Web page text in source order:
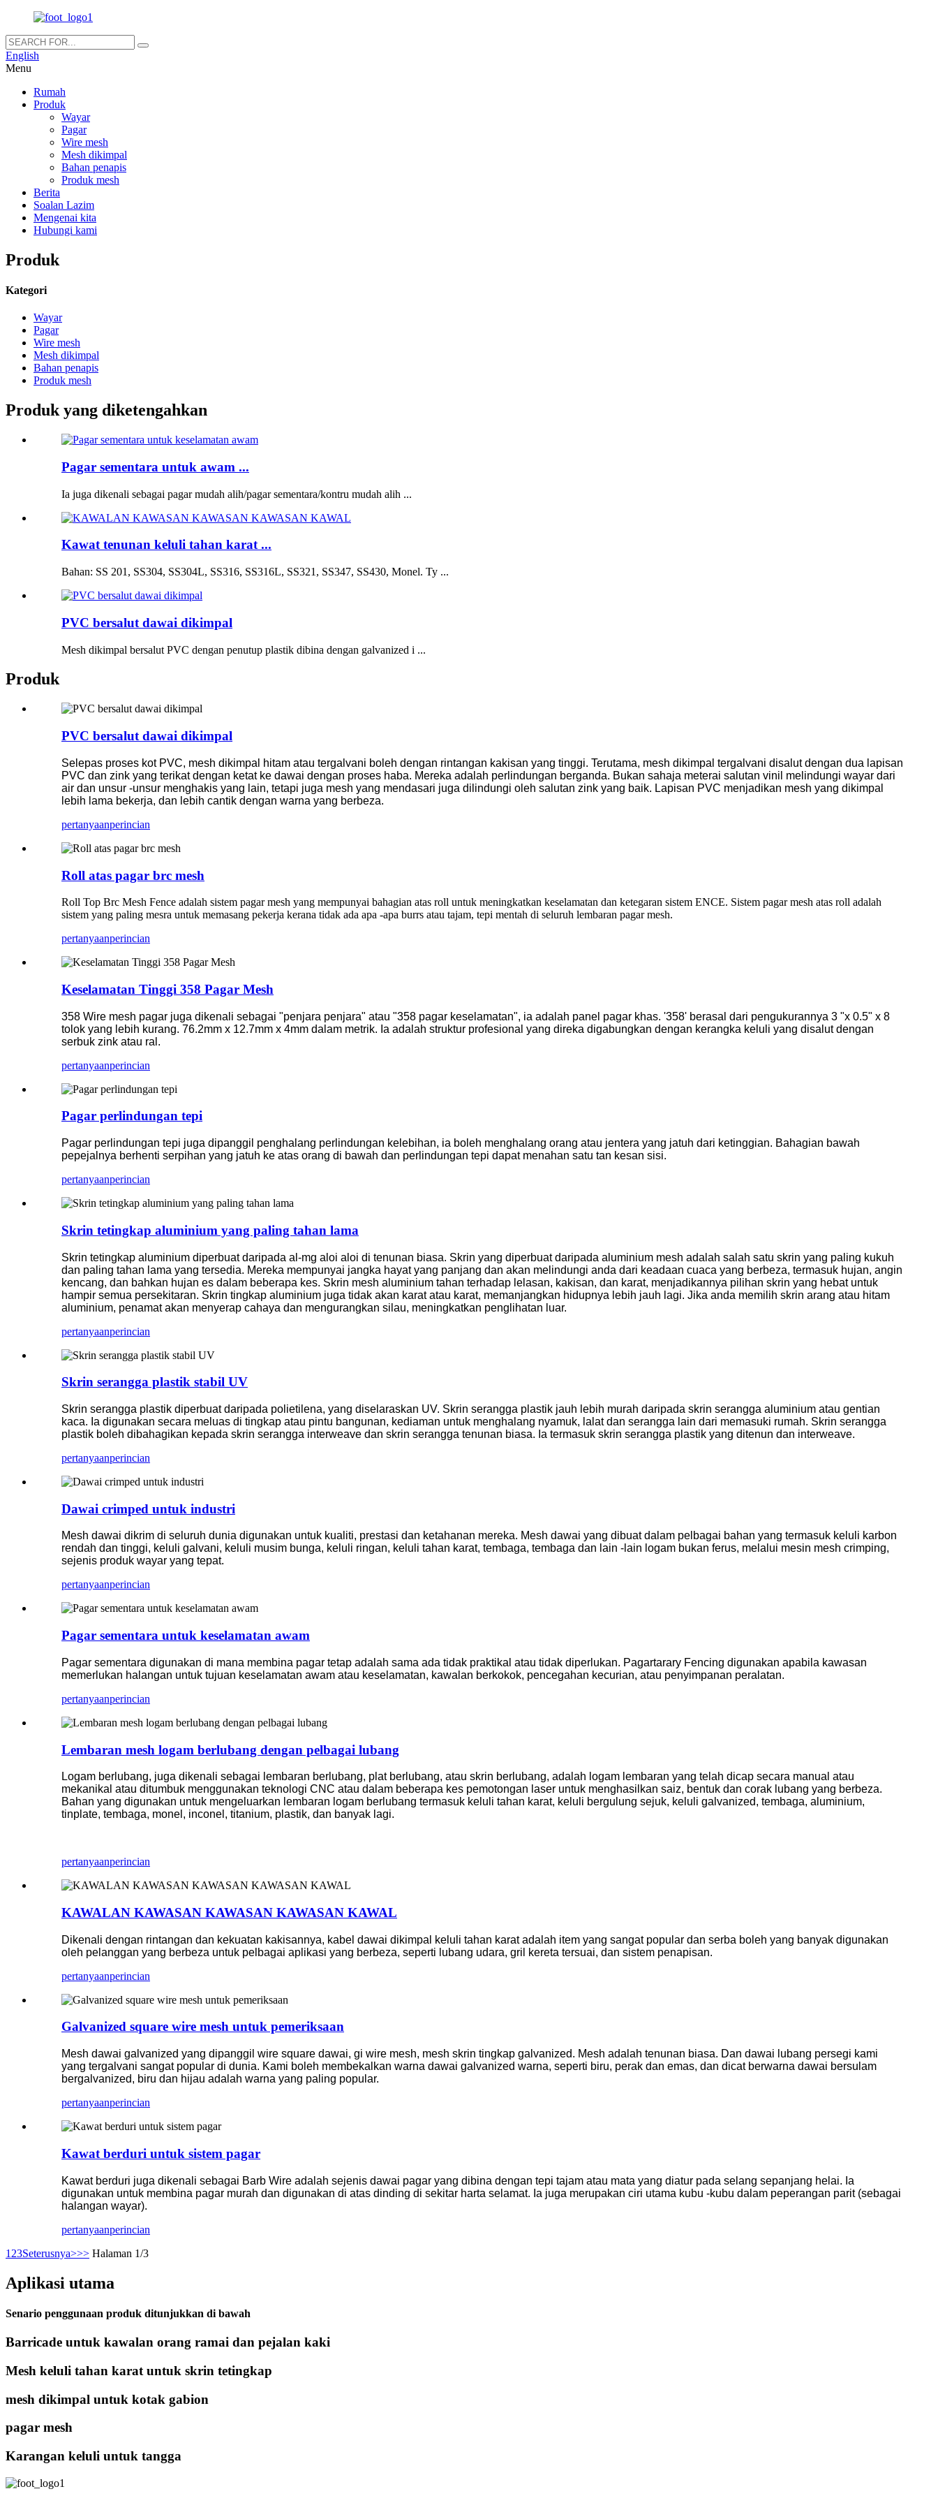
English
Menu
Rumah
Produk
Wayar
Pagar
Wire mesh
Mesh dikimpal
Bahan penapis
Produk mesh
Berita
Soalan Lazim
Mengenai kita
Hubungi kami
Produk
Kategori
Wayar
Pagar
Wire mesh
Mesh dikimpal
Bahan penapis
Produk mesh
Produk yang diketengahkan
Pagar sementara untuk awam ...
Ia juga dikenali sebagai pagar mudah alih/pagar sementara/kontru mudah alih ...
Kawat tenunan keluli tahan karat ...
Bahan: SS 201, SS304, SS304L, SS316, SS316L, SS321, SS347, SS430, Monel. Ty ...
PVC bersalut dawai dikimpal
Mesh dikimpal bersalut PVC dengan penutup plastik dibina dengan galvanized i ...
Produk
PVC bersalut dawai dikimpal
Selepas proses kot PVC, mesh dikimpal hitam atau tergalvani boleh dengan rintangan kakisan yang tinggi. Terutama, mesh dikimpal tergalvani disalut dengan dua lapisan
PVC dan zink yang terikat dengan ketat ke dawai dengan proses haba. Mereka adalah perlindungan berganda. Bukan sahaja meterai salutan vinil melindungi wayar dari
air dan unsur -unsur menghakis yang lain, tetapi juga mesh yang mendasari juga dilindungi oleh salutan zink yang baik. Lapisan PVC menjadikan mesh yang dikimpal
lebih lama bekerja, dan lebih cantik dengan warna yang berbeza.
pertanyaanperincian
Roll atas pagar brc mesh
Roll Top Brc Mesh Fence adalah sistem pagar mesh yang mempunyai bahagian atas roll untuk meningkatkan keselamatan dan ketegaran sistem ENCE. Sistem pagar mesh atas roll adalah
sistem yang paling mesra untuk memasang pekerja kerana tidak ada apa -apa burrs atau tajam, tepi mentah di seluruh lembaran pagar mesh.
pertanyaanperincian
Keselamatan Tinggi 358 Pagar Mesh
358 Wire mesh pagar juga dikenali sebagai "penjara penjara" atau "358 pagar keselamatan", ia adalah panel pagar khas. '358' berasal dari pengukurannya 3 "x 0.5" x 8
tolok yang lebih kurang. 76.2mm x 12.7mm x 4mm dalam metrik. Ia adalah struktur profesional yang direka digabungkan dengan kerangka keluli yang disalut dengan
serbuk zink atau ral.
pertanyaanperincian
Pagar perlindungan tepi
Pagar perlindungan tepi juga dipanggil penghalang perlindungan kelebihan, ia boleh menghalang orang atau jentera yang jatuh dari ketinggian. Bahagian bawah
pepejalnya berhenti serpihan yang jatuh ke atas orang di bawah dan perlindungan tepi dapat menahan satu tan kesan sisi.
pertanyaanperincian
Skrin tetingkap aluminium yang paling tahan lama
Skrin tetingkap aluminium diperbuat daripada al-mg aloi aloi di tenunan biasa. Skrin yang diperbuat daripada aluminium mesh adalah salah satu skrin yang paling kukuh
dan paling tahan lama yang tersedia. Mereka mempunyai jangka hayat yang panjang dan akan melindungi anda dari keadaan cuaca yang berbeza, termasuk hujan, angin
kencang, dan bahkan hujan es dalam beberapa kes. Skrin mesh aluminium tahan terhadap lelasan, kakisan, dan karat, menjadikannya pilihan skrin yang hebat untuk
hampir semua persekitaran. Skrin tingkap aluminium juga tidak akan karat atau karat, memanjangkan hidupnya lebih jauh lagi. Jika anda memilih skrin arang atau hitam
aluminium, penamat akan menyerap cahaya dan mengurangkan silau, meningkatkan penglihatan luar.
pertanyaanperincian
Skrin serangga plastik stabil UV
Skrin serangga plastik diperbuat daripada polietilena, yang diselaraskan UV. Skrin serangga plastik jauh lebih murah daripada skrin serangga aluminium atau gentian
kaca. Ia digunakan secara meluas di tingkap atau pintu bangunan, kediaman untuk menghalang nyamuk, lalat dan serangga lain dari memasuki rumah. Skrin serangga
plastik boleh dibahagikan kepada skrin serangga interweave dan skrin serangga tenunan biasa. Ia termasuk skrin serangga plastik yang ditenun dan interweave.
pertanyaanperincian
Dawai crimped untuk industri
Mesh dawai dikrim di seluruh dunia digunakan untuk kualiti, prestasi dan ketahanan mereka. Mesh dawai yang dibuat dalam pelbagai bahan yang termasuk keluli karbon
rendah dan tinggi, keluli galvani, keluli musim bunga, keluli ringan, keluli tahan karat, tembaga, tembaga dan lain -lain logam bukan ferus, melalui mesin mesh crimping,
sejenis produk wayar yang tepat.
pertanyaanperincian
Pagar sementara untuk keselamatan awam
Pagar sementara digunakan di mana membina pagar tetap adalah sama ada tidak praktikal atau tidak diperlukan. Pagartarary Fencing digunakan apabila kawasan
memerlukan halangan untuk tujuan keselamatan awam atau keselamatan, kawalan berkokok, pencegahan kecurian, atau penyimpanan peralatan.
pertanyaanperincian
Lembaran mesh logam berlubang dengan pelbagai lubang
Logam berlubang, juga dikenali sebagai lembaran berlubang, plat berlubang, atau skrin berlubang, adalah logam lembaran yang telah dicap secara manual atau
mekanikal atau ditumbuk menggunakan teknologi CNC atau dalam beberapa kes pemotongan laser untuk menghasilkan saiz, bentuk dan corak lubang yang berbeza.
Bahan yang digunakan untuk mengeluarkan lembaran logam berlubang termasuk keluli tahan karat, keluli bergulung sejuk, keluli galvanized, tembaga, aluminium,
tinplate, tembaga, monel, inconel, titanium, plastik, dan banyak lagi.
pertanyaanperincian
KAWALAN KAWASAN KAWASAN KAWASAN KAWAL
Dikenali dengan rintangan dan kekuatan kakisannya, kabel dawai dikimpal keluli tahan karat adalah item yang sangat popular dan serba boleh yang banyak digunakan
oleh pelanggan yang berbeza untuk pelbagai aplikasi yang berbeza, seperti lubang udara, gril kereta tersuai, dan sistem penapisan.
pertanyaanperincian
Galvanized square wire mesh untuk pemeriksaan
Mesh dawai galvanized yang dipanggil wire square dawai, gi wire mesh, mesh skrin tingkap galvanized. Mesh adalah tenunan biasa. Dan dawai lubang persegi kami
yang tergalvani sangat popular di dunia. Kami boleh membekalkan warna dawai galvanized warna, seperti biru, perak dan emas, dan dicat berwarna dawai bersulam
bergalvanized, biru dan hijau adalah warna yang paling popular.
pertanyaanperincian
Kawat berduri untuk sistem pagar
Kawat berduri juga dikenali sebagai Barb Wire adalah sejenis dawai pagar yang dibina dengan tepi tajam atau mata yang diatur pada selang sepanjang helai. Ia
digunakan untuk membina pagar murah dan digunakan di atas dinding di sekitar harta selamat. Ia juga merupakan ciri utama kubu -kubu dalam peperangan parit (sebagai
halangan wayar).
pertanyaanperincian
1 23Seterusnya>>> Halaman 1/3
Aplikasi utama
Senario penggunaan produk ditunjukkan di bawah
Barricade untuk kawalan orang ramai dan pejalan kaki
Mesh keluli tahan karat untuk skrin tetingkap
mesh dikimpal untuk kotak gabion
pagar mesh
Karangan keluli untuk tangga